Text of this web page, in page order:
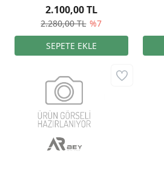
2.280,00 TL %7
2.100,00 TL